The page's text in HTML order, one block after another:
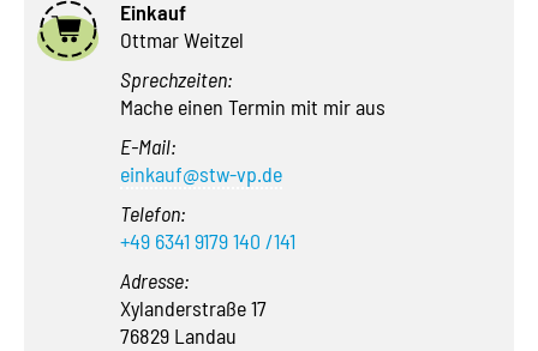
Einkauf
Ottmar Weitzel
Sprechzeiten:
Mache einen Termin mit mir aus
E-Mail:
einkauf@stw-vp.de
Telefon:
+49 6341 9179 140 /141
Adresse:
Xylanderstraße 17
76829 Landau